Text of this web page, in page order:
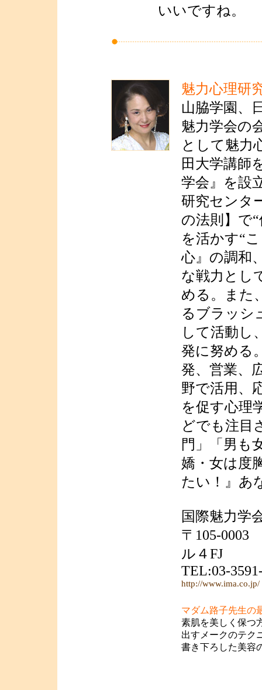
いいですね。
魅力心理研
山脇学園、
魅力学会の
として魅力
田大学講師
学会』を設
研究センタ
の法則】で
を活かす“
心』の調和
な戦力とし
める。また
るブラッシ
して活動し
発に努める
発、営業、
野で活用、
を促す心理
どでも注目
門」「男も
嬌・女は度
たい！』あ
国際魅力学
〒105-0003
ル４FJ
TEL:03-
http://www.ima.co.jp/
マダム路子先生の
素肌を美しく保つ
出すメークのテク
書き下ろした美容